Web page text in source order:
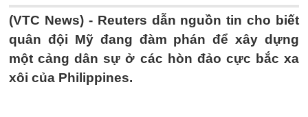
(VTC News) - Reuters dẫn nguồn tin cho biết
quân đội Mỹ đang đàm phán để xây dựng
một cảng dân sự ở các hòn đảo cực bắc xa
xôi của Philippines.